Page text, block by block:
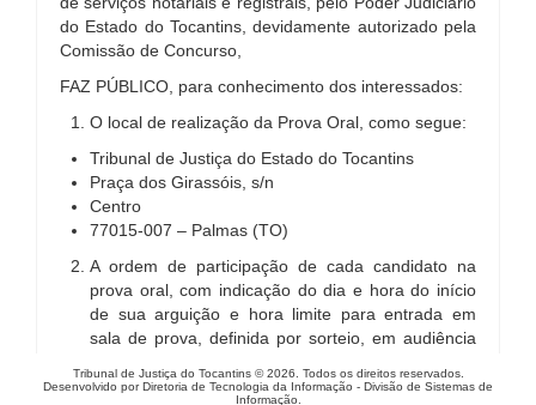
do Estado do Tocantins, devidamente autorizado pela
Comissão de Concurso,
FAZ PÚBLICO, para conhecimento dos interessados:
O local de realização da Prova Oral, como segue:
Tribunal de Justiça do Estado do Tocantins
Praça dos Girassóis, s/n
Centro
77015-007 – Palmas (TO)
A ordem de participação de cada candidato na
prova oral, com indicação do dia e hora do início
de sua arguição e hora limite para entrada em
sala de prova, definida por sorteio, em audiência
feira, 07 de junho de 2023, na sede do Tribunal de
Tribunal de Justiça do Tocantins © 2026. Todos os direitos reservados.
Desenvolvido por Diretoria de Tecnologia da Informação - Divisão de Sistemas de
Informação.